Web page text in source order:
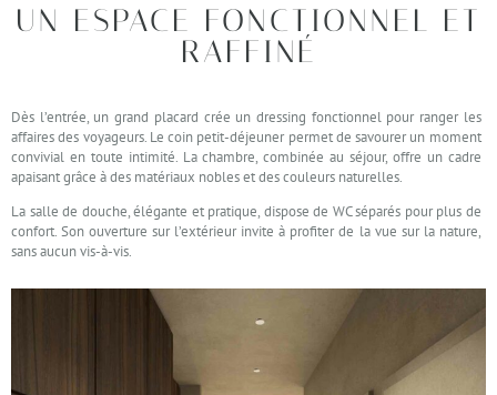
UN ESPACE FONCTIONNEL ET
RAFFINÉ
Dès l’entrée, un grand placard crée un dressing fonctionnel pour ranger les
affaires des voyageurs. Le coin petit-déjeuner permet de savourer un moment
convivial en toute intimité. La chambre, combinée au séjour, offre un cadre
apaisant grâce à des matériaux nobles et des couleurs naturelles.
La salle de douche, élégante et pratique, dispose de WC séparés pour plus de
confort. Son ouverture sur l’extérieur invite à profiter de la vue sur la nature,
sans aucun vis-à-vis.